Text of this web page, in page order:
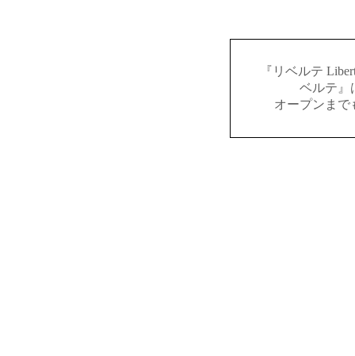
『リベルテ
ベルテ』
オープンまで